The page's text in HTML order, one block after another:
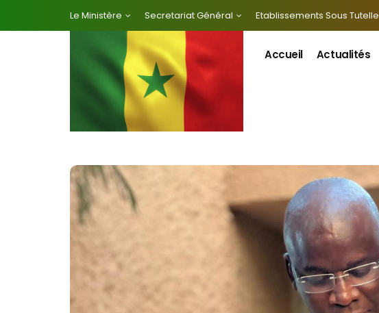
Le Ministère Secretariat Général Etablissements Sous Tutelle
Accueil Actualités